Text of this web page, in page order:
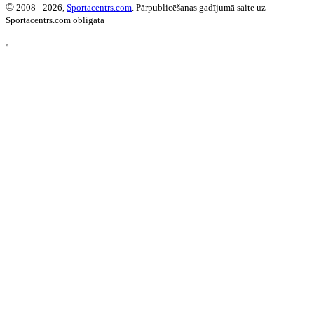
© 2008 - 2026, Sportacentrs.com. Pārpublicēšanas gadījumā saite uz
Sportacentrs.com obligāta